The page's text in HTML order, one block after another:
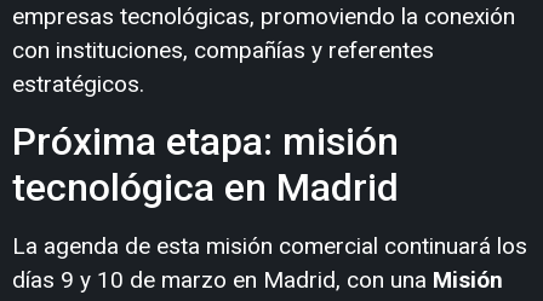
empresas tecnológicas, promoviendo la conexión
con instituciones, compañías y referentes
estratégicos.
Próxima etapa: misión
tecnológica en Madrid
La agenda de esta misión comercial continuará los
días 9 y 10 de marzo en Madrid, con una Misión